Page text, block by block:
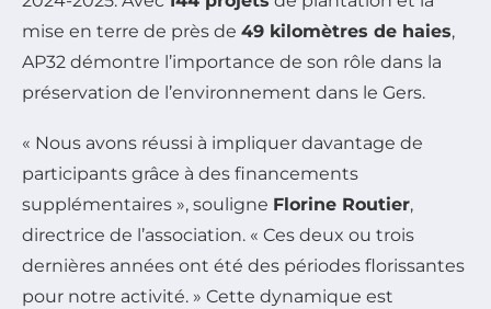
mise en terre de près de 49 kilomètres de haies,
AP32 démontre l’importance de son rôle dans la
préservation de l’environnement dans le Gers.
« Nous avons réussi à impliquer davantage de
participants grâce à des financements
supplémentaires », souligne Florine Routier,
directrice de l’association. « Ces deux ou trois
dernières années ont été des périodes florissantes
pour notre activité. » Cette dynamique est